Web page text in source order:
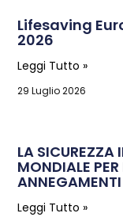
Lifesaving
2026
Leggi Tutto »
29 Luglio 2026
LA
MONDIALE
Leggi Tutto »